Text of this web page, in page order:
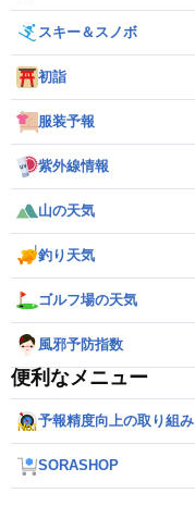
スキー＆スノボ
初詣
服装予報
紫外線情報
山の天気
釣り天気
ゴルフ場の天気
風邪予防指数
便利なメニュー
予報精度向上の取り組み
SORASHOP